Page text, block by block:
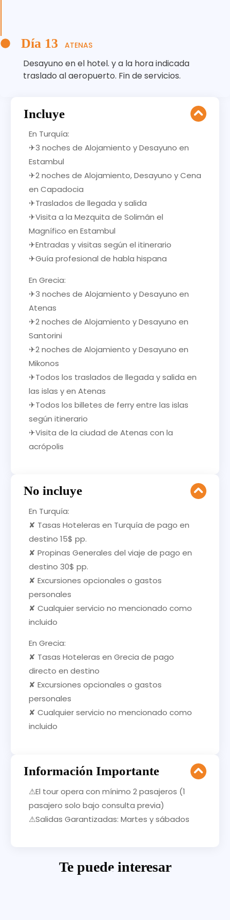
Día 13 ATENAS
Desayuno en el hotel. y a la hora indicada
traslado al aeropuerto. Fin de servicios.
Incluye
En Turquía:
✈3 noches de Alojamiento y Desayuno en
Estambul
✈2 noches de Alojamiento, Desayuno y Cena
en Capadocia
✈Traslados de llegada y salida
✈Visita a la Mezquita de Solimán el
Magnífico en Estambul
✈Entradas y visitas según el itinerario
✈Guía profesional de habla hispana
En Grecia:
✈3 noches de Alojamiento y Desayuno en
Atenas
✈2 noches de Alojamiento y Desayuno en
Santorini
✈2 noches de Alojamiento y Desayuno en
Mikonos
✈Todos los traslados de llegada y salida en
las islas y en Atenas
✈Todos los billetes de ferry entre las islas
según itinerario
✈Visita de la ciudad de Atenas con la
acrópolis
No incluye
En Turquía:
✘ Tasas Hoteleras en Turquía de pago en
destino 15$ pp.
✘ Propinas Generales del viaje de pago en
destino 30$ pp.
✘ Excursiones opcionales o gastos
personales
✘ Cualquier servicio no mencionado como
incluido
En Grecia:
✘ Tasas Hoteleras en Grecia de pago
directo en destino
✘ Excursiones opcionales o gastos
personales
✘ Cualquier servicio no mencionado como
incluido
Información Importante
⚠El tour opera con mínimo 2 pasajeros (1
pasajero solo bajo consulta previa)
⚠Salidas Garantizadas: Martes y sábados
Te puede interesar